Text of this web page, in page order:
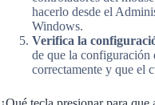
hacerlo desde el
Windows.
Verifica la
de que la configuración
correctamente y que el